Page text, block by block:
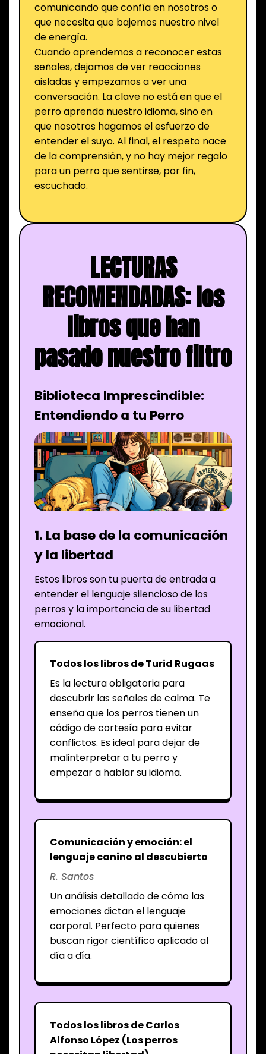
comunicando que confía en nosotros o
que necesita que bajemos nuestro nivel
de energía.
Cuando aprendemos a reconocer estas
señales, dejamos de ver reacciones
aisladas y empezamos a ver una
conversación. La clave no está en que el
perro aprenda nuestro idioma, sino en
que nosotros hagamos el esfuerzo de
entender el suyo. Al final, el respeto nace
de la comprensión, y no hay mejor regalo
para un perro que sentirse, por fin,
escuchado.
LECTURAS
RECOMENDADAS: los
libros que han
pasado nuestro filtro
Biblioteca Imprescindible:
Entendiendo a tu Perro
1. La base de la comunicación
y la libertad
Estos libros son tu puerta de entrada a
entender el lenguaje silencioso de los
perros y la importancia de su libertad
emocional.
Todos los libros de Turid Rugaas
Es la lectura obligatoria para
descubrir las señales de calma. Te
enseña que los perros tienen un
código de cortesía para evitar
conflictos. Es ideal para dejar de
malinterpretar a tu perro y
empezar a hablar su idioma.
Comunicación y emoción: el
lenguaje canino al descubierto
R. Santos
Un análisis detallado de cómo las
emociones dictan el lenguaje
corporal. Perfecto para quienes
buscan rigor científico aplicado al
día a día.
Todos los libros de Carlos
Alfonso López (Los perros